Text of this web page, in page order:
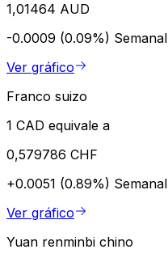
1,01464 AUD
-0.0009 (0.09%) Semanal
Ver gráfico
Franco suizo
1 CAD equivale a
0,579786 CHF
+0.0051 (0.89%) Semanal
Ver gráfico
Yuan renminbi chino